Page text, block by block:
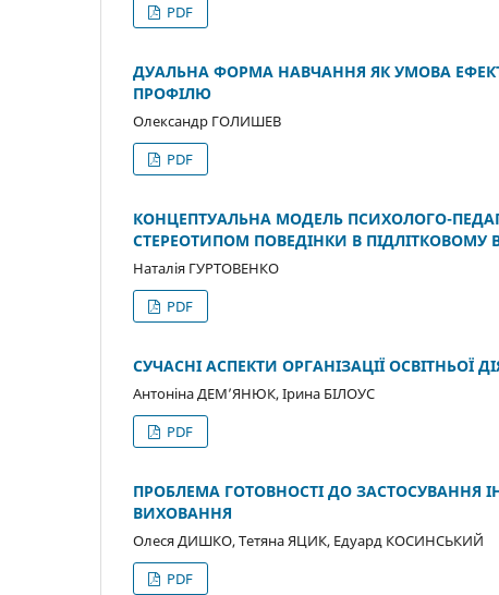
PDF
ДУАЛЬНА ФОРМА НАВЧАННЯ ЯК УМОВА
ПРОФІЛЮ
Олександр ГОЛИШЕВ
PDF
КОНЦЕПТУАЛЬНА МОДЕЛЬ ПСИХОЛОГО-
СТЕРЕОТИПОМ ПОВЕДІНКИ В ПІДЛІТКОВОМУ
Наталія ГУРТОВЕНКО
PDF
СУЧАСНІ АСПЕКТИ ОРГАНІЗАЦІЇ ОСВІТНЬОЇ
Антоніна ДЕМ’ЯНЮК, Ірина БІЛОУС
PDF
ПРОБЛЕМА ГОТОВНОСТІ ДО ЗАСТОСУВАННЯ
ВИХОВАННЯ
Олеся ДИШКО, Тетяна ЯЦИК, Едуард КОСИНСЬКИЙ
PDF